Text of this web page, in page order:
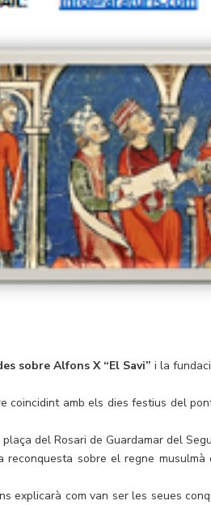
sobre Alfons X “El Savi” i la
coincidint amb els dies festius del
del Rosari de Guardamar del
sobre el regne musulmà
explicarà com van ser les seues